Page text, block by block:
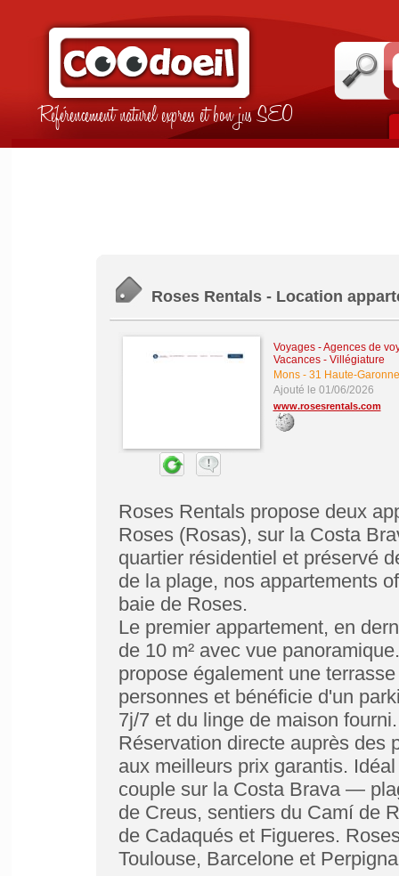
Référencement naturel express et bon jus SEO
Roses Rentals - Location
Voyages - Agences de
Vacances - Villégiature
Mons- 31 Haute-Garonne
Ajouté le 01/06/2026
www.rosesrentals.com
Roses Rentals propose deux
Roses (Rosas), sur la Costa
quartier résidentiel et préservé
de la plage, nos appartements
baie de Roses.
Le premier appartement, en
de 10 m² avec vue
propose également une
personnes et bénéficie d'un
7j/7 et du linge de maison fourni.
Réservation directe auprès des
aux meilleurs prix garantis.
couple sur la Costa Brava —
de Creus, sentiers du Camí de
de Cadaqués et Figueres.
Toulouse, Barcelone et